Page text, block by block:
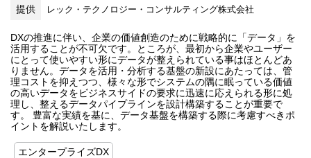
提供 レック・テクノロジー・コンサルティング株式会社
DXの推進に伴い、企業の価値創造のために戦略的に「データ」を
活用することが不可欠です。ところが、最初から企業やユーザー
にとって使いやすい形にデータが整えられている事はほとんどあ
りません。データを活用・分析する基盤の新設にあたっては、管
理コストを抑えつつ、様々な形でシステムの隅に眠っている価値
の高いデータをビジネスサイドの要求に迅速に応えられる形に処
理し、整えるデータパイプラインを設計構築することが重要で
す。 豊富な実績を基に、データ基盤を構築する際に考慮すべきポ
イントを解説いたします。
エンタープライズDX